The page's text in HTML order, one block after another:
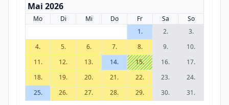
Mai 2026
Mo Di Mi Do Fr Sa
So
1.
2.
3.
4.
5. 6. 7. 8. 9.
10.
11.
12. 13. 14. 15. 16.
17.
18.
19. 20. 21. 22. 23.
24.
25.
26. 27. 28. 29. 30. 31.